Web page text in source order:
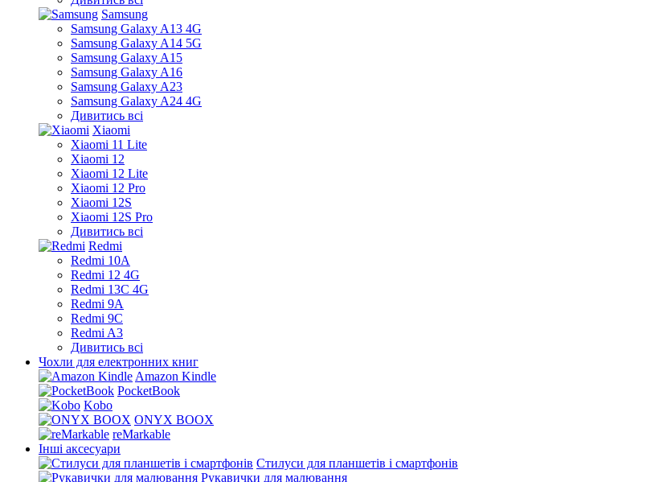
Samsung
Samsung Galaxy A13 4G
Samsung Galaxy A14 5G
Samsung Galaxy A15
Samsung Galaxy A16
Samsung Galaxy A23
Samsung Galaxy A24 4G
Дивитись всі
Xiaomi
Xiaomi 11 Lite
Xiaomi 12
Xiaomi 12 Lite
Xiaomi 12 Pro
Xiaomi 12S
Xiaomi 12S Pro
Дивитись всі
Redmi
Redmi 10A
Redmi 12 4G
Redmi 13C 4G
Redmi 9A
Redmi 9C
Redmi A3
Дивитись всі
Чохли для електронних книг
Amazon Kindle
PocketBook
Kobo
ONYX BOOX
reMarkable
Інші аксесуари
Стилуси для планшетів і смартфонів
Рукавички для малювання